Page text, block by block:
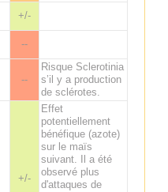
+/-
--
--
Risque Sclerotinia
s’il y a production
de sclérotes.
+/-
Effet
potentiellement
bénéfique (azote)
sur le maïs
suivant. Il a été
observé plus
d'attaques de